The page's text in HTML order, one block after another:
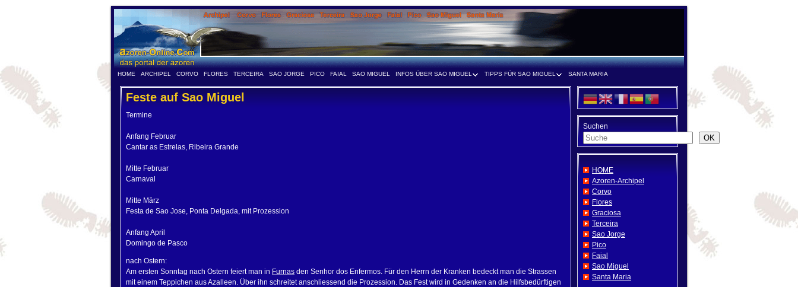
HOME ARCHIPEL CORVO FLORES TERCEIRA SAO JORGE PICO FAIAL SAO MIGUEL INFOS ÜBER SAO MIGUEL TIPPS FÜR SAO MIGUEL SANTA MARIA
Feste auf Sao Miguel
Termine
Anfang Februar
Cantar as Estrelas, Ribeira Grande
Mitte Februar
Carnaval
Mitte März
Festa de Sao Jose, Ponta Delgada, mit Prozession
Anfang April
Domingo de Pasco
nach Ostern:
Am ersten Sonntag nach Ostern feiert man in Furnas den Senhor dos Enfermos. Für den Herrn der Kranken bedeckt man die Strassen
mit einem Teppichen aus Azalleen. Über ihn schreitet anschliessend die Prozession. Das Fest wird in Gedenken an die Hilfsbedürftigen
Suchen
OK
HOME
Azoren-Archipel
Corvo
Flores
Graciosa
Terceira
Sao Jorge
Pico
Faial
Sao Miguel
Santa Maria